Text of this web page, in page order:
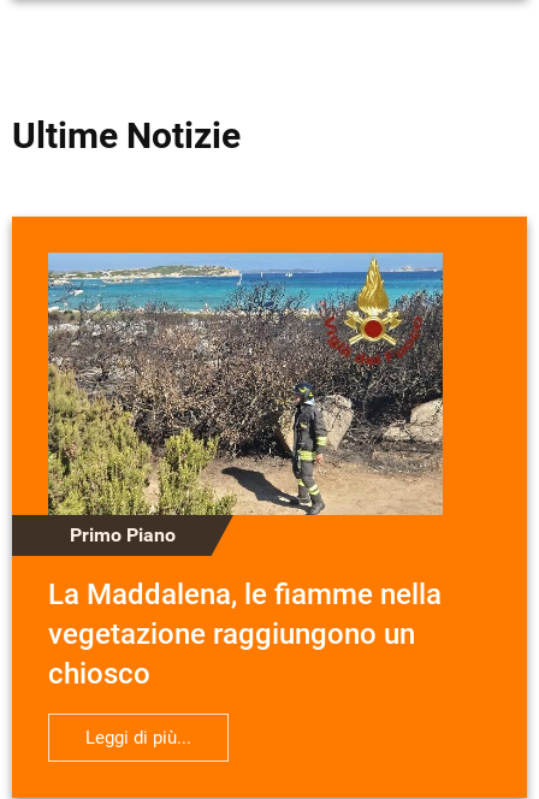
Ultime Notizie
Primo Piano
La Maddalena, le fiamme nella
vegetazione raggiungono un
chiosco
Leggi di più...